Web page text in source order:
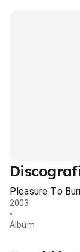
Pleasure To
2003
•
Álbum